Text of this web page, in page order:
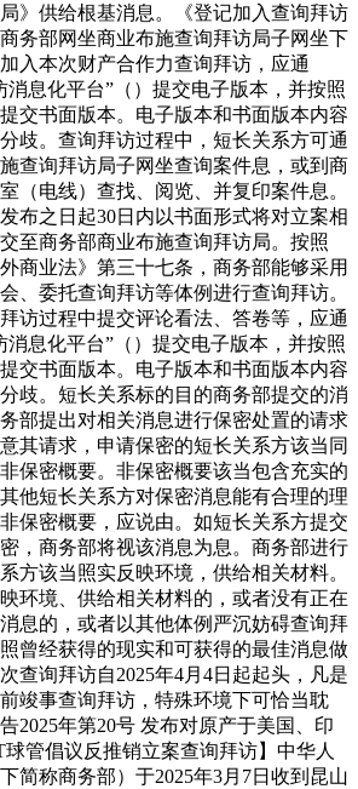
》供给根基消息。《登记加入查询拜访
务部网坐商业布施查询拜访局子网坐下
入本次财产合作力查询拜访，应通
消息化平台”（）提交电子版本，并按照
交书面版本。电子版本和书面版本内容
歧。查询拜访过程中，短长关系方可通
查询拜访局子网坐查询案件息，或到商
（电线）查找、阅览、并复印案件息。
布之日起30日内以书面形式将对立案相
至商务部商业布施查询拜访局。按照
商业法》第三十七条，商务部能够采用
、委托查询拜访等体例进行查询拜访。
访过程中提交评论看法、答卷等，应通
消息化平台”（）提交电子版本，并按照
交书面版本。电子版本和书面版本内容
歧。短长关系标的目的商务部提交的消
部提出对相关消息进行保密处置的请求
其请求，申请保密的短长关系方该当同
保密概要。非保密概要该当包含充实的
他短长关系方对保密消息能有合理的理
保密概要，应说由。如短长关系方提交
，商务部将视该消息为息。商务部进行
方该当照实反映环境，供给相关材料。
环境、供给相关材料的，或者没有正在
息的，或者以其他体例严沉妨碍查询拜
曾经获得的现实和可获得的最佳消息做
查询拜访自2025年4月4日起起头，凡是
竣事查询拜访，特殊环境下可恰当耽
2025年第20号 发布对原产于美国、印
管倡议反推销立案查询拜访】中华人
简称商务部）于2025年3月7日收到昆山